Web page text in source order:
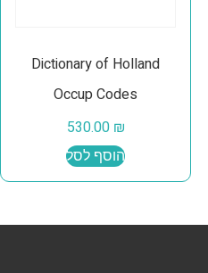
Dictionary of Holland
Occup Codes
530.00 ₪
הוסף לסל